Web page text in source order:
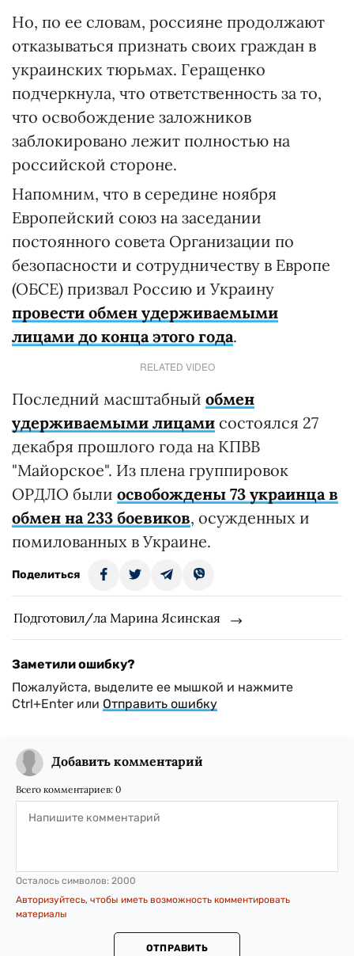
Но, по ее словам, россияне продолжают
отказываться признать своих граждан в
украинских тюрьмах. Геращенко
подчеркнула, что ответственность за то,
что освобождение заложников
заблокировано лежит полностью на
российской стороне.
Напомним, что в середине ноября
Европейский союз на заседании
постоянного совета Организации по
безопасности и сотрудничеству в Европе
(ОБСЕ) призвал Россию и Украину
провести обмен удерживаемыми
лицами до конца этого года.
RELATED VIDEO
Последний масштабный обмен
удерживаемыми лицами состоялся 27
декабря прошлого года на КПВВ
"Майорское". Из плена группировок
ОРДЛО были освобождены 73 украинца в
обмен на 233 боевиков, осужденных и
помилованных в Украине.
Поделиться
Подготовил/ла Марина Ясинская
Заметили ошибку?
Пожалуйста, выделите ее мышкой и нажмите
Ctrl+Enter или Отправить ошибку
Добавить комментарий
Всего комментариев: 0
Осталось символов: 2000
Авторизуйтесь, чтобы иметь возможность комментировать
материалы
ОТПРАВИТЬ